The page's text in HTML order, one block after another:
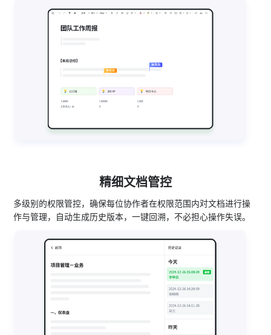
精细文档管控
多级别的权限管控，确保每位协作者在权限范围内对文档进行操
作与管理，自动生成历史版本，一键回溯，不必担心操作失误。